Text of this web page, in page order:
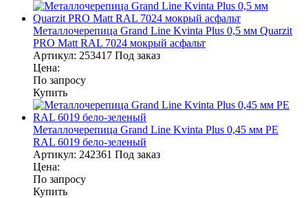
Металлочерепица Grand Line Kvinta Plus 0,5 мм Quarzit
PRO Matt RAL 7024 мокрый асфальт
Артикул: 253417 Под заказ
Цена:
По запросу
Купить
Металлочерепица Grand Line Kvinta Plus 0,45 мм PE
RAL 6019 бело-зеленый
Артикул: 242361 Под заказ
Цена:
По запросу
Купить